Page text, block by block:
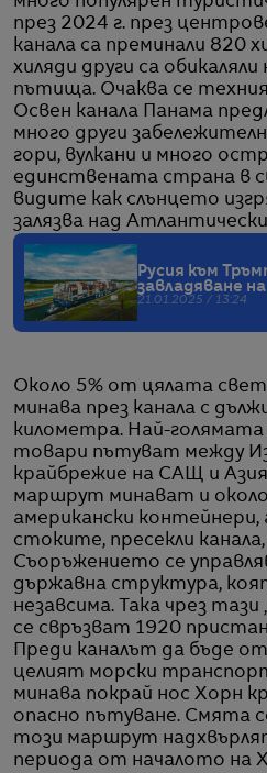
през 2024 г. през
канала са преминали 820
хиляди други са
пътища. Очаква се
Освен канала Панама
много други
гори, вулкани и много
единствената страна в
видите как слънцето
залязва над
Русия към
завладяване
21.01.2025 / 13:24
Около 5% от цялата
минава през канала с
километра. Най-
товари пътуват между
крайбрежие на САЩ и
маршрут минават и
американски контейнери,
стоките, пресекли
Съоръжението се
държавна структура,
незавсима. Така чрез
се свръзват 1920
Преди каналът да бъде
целият морски
минава покрай нос Хорн
опасно пътуване. Смята
този маршрут
периода от началото на